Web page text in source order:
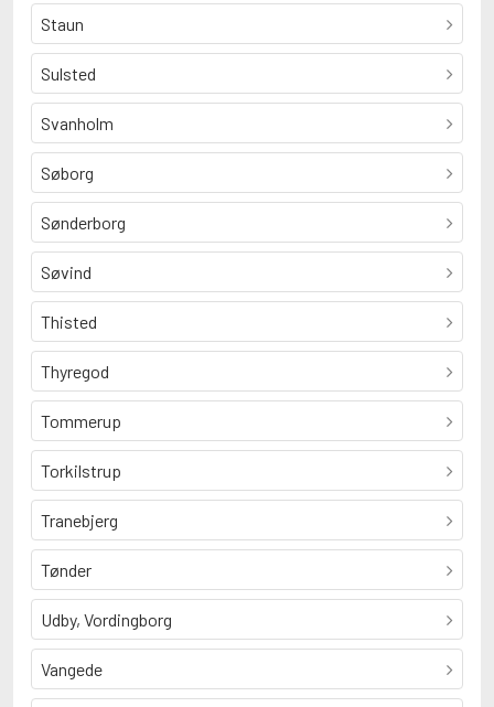
Staun
Sulsted
Svanholm
Søborg
Sønderborg
Søvind
Thisted
Thyregod
Tommerup
Torkilstrup
Tranebjerg
Tønder
Udby, Vordingborg
Vangede